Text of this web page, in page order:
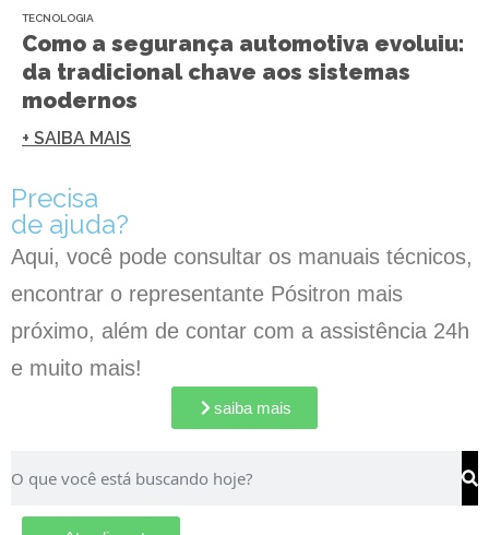
TECNOLOGIA
Como a segurança automotiva evoluiu:
da tradicional chave aos sistemas
modernos
+ SAIBA MAIS
Precisa
de ajuda?
Aqui, você pode consultar os manuais técnicos,
encontrar o representante Pósitron mais
próximo, além de contar com a assistência 24h
e muito mais!
saiba mais